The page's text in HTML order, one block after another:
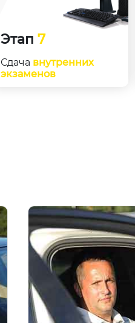
Этап 7
Сдача внутренних
экзаменов